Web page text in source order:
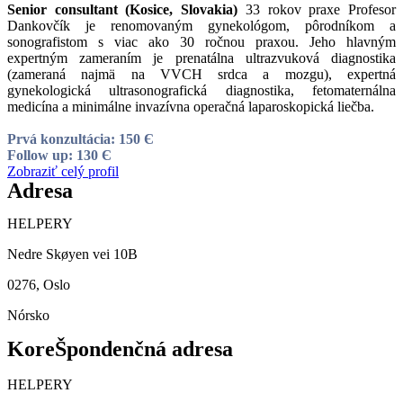
Senior consultant (Kosice, Slovakia) 33 rokov praxe Profesor
Dankovčík je renomovaným gynekológom, pôrodníkom a
sonografistom s viac ako 30 ročnou praxou. Jeho hlavným
expertným zameraním je prenatálna ultrazvuková diagnostika
(zameraná najmä na VVCH srdca a mozgu), expertná
gynekologická ultrasonografická diagnostika, fetomaternálna
medicína a minimálne invazívna operačná laparoskopická liečba.
Prvá konzultácia: 150 Є
Follow up: 130 Є
Zobraziť celý profil
Adresa
HELPERY
Nedre Skøyen vei 10B
0276, Oslo
Nórsko
KoreŠpondenčná adresa
HELPERY